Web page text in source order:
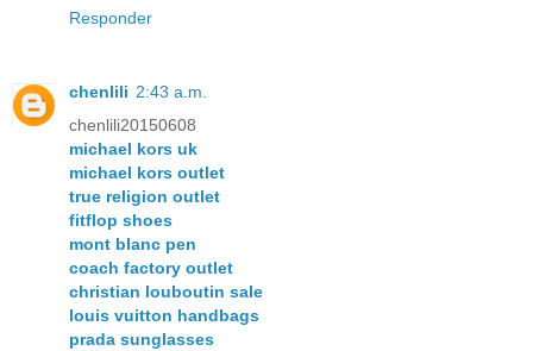
Responder
chenlili 2:43 a.m.
chenlili20150608
michael kors uk
michael kors outlet
true religion outlet
fitflop shoes
mont blanc pen
coach factory outlet
christian louboutin sale
louis vuitton handbags
prada sunglasses